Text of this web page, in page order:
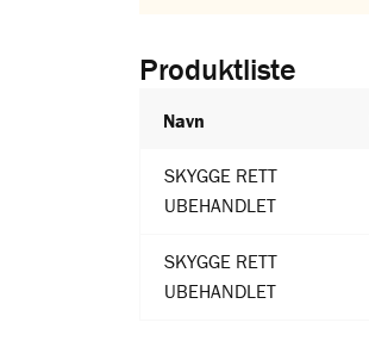
Produktliste
Navn
SKYGGE RETT
UBEHANDLET
SKYGGE RETT
UBEHANDLET